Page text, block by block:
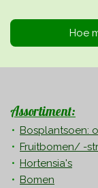
Hoe
Assortiment:
Bosplantsoen:
Fruitbomen/ -
Hortensia's
Bomen